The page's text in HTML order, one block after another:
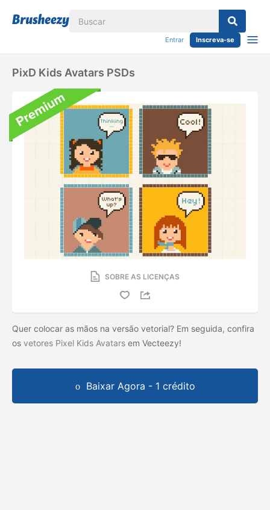
Entrar Inscreva-se
PixD Kids Avatars PSDs
SOBRE AS LICENÇAS
Quer colocar as mãos na versão vetorial? Em seguida, confira
os vetores Pixel Kids Avatars em Vecteezy!
Baixar Agora - 1 crédito